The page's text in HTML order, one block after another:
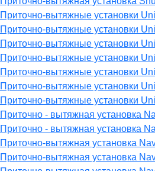
Приточно-вытяжные установки
Приточно-вытяжные установки
Приточно-вытяжные установки
Приточно-вытяжные установки
Приточно-вытяжные установки
Приточно-вытяжные установки
Приточно-вытяжные установки
Приточно - вытяжная установка
Приточно - вытяжная установка
Приточно-вытяжная установка
Приточно-вытяжная установка